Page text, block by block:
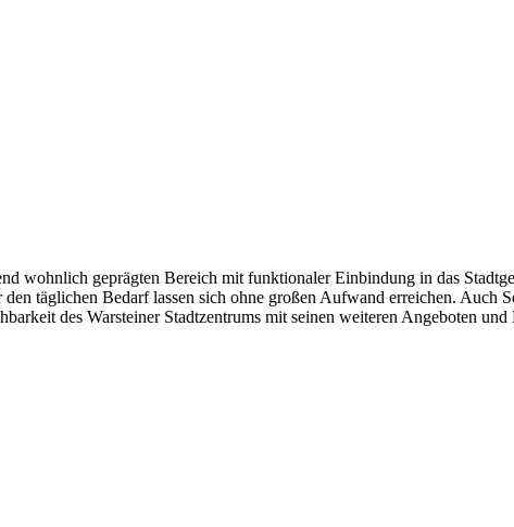
wohnlich geprägten Bereich mit funktionaler Einbindung in das
täglichen Bedarf lassen sich ohne großen Aufwand erreichen.
des Warsteiner Stadtzentrums mit seinen weiteren Angeboten und